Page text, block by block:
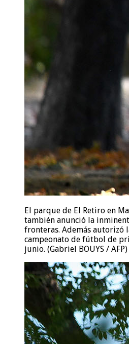
El parque de El Retiro en
también anunció la
fronteras. Además autorizó
campeonato de fútbol de
junio. (Gabriel BOUYS / AFP)